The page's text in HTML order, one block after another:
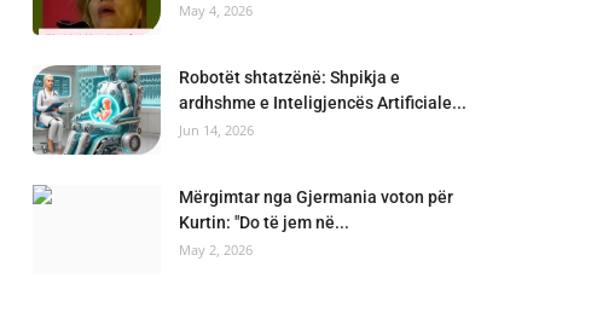
May 4, 2026
Robotët shtatzënë: Shpikja e
ardhshme e Inteligjencës Artificiale...
Jun 14, 2026
Mërgimtar nga Gjermania voton për
Kurtin: "Do të jem në...
May 2, 2026